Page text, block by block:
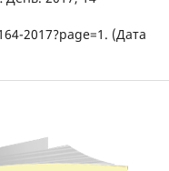
2017?page=1. (Дата